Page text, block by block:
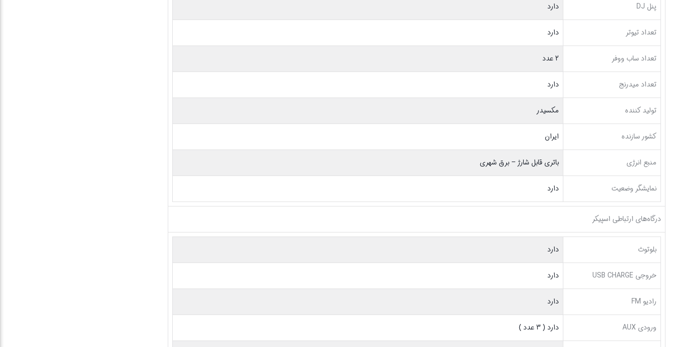
پنل DJ دارد
تعداد تیوتر دارد
تعداد ساب ووفر 2 عدد
تعداد میدرنج دارد
تولید کننده مکسیدر
کشور سازنده ایران
منبع انرژی باتری قابل شارژ – برق شهری
نمایشگر وضعیت دارد
درگاه‌های ارتباطی اسپیکر
بلوتوث دارد
خروجی USB CHARGE دارد
رادیو FM دارد
ورودی AUX دارد ( 3 عدد )